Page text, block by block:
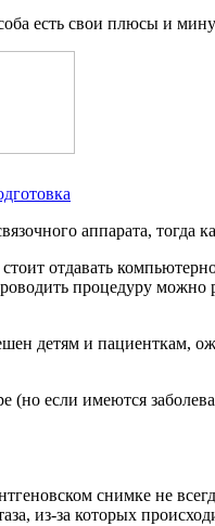
есть свои плюсы и
аппарата, тогда
стоит отдавать
процедуру
детям и
если имеются
снимке не
из-за которых